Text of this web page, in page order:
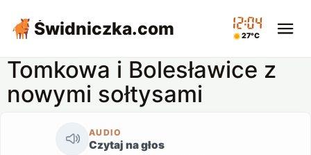
Świdniczka.com 12:05
27°C
Tomkowa i Bolesławice z
nowymi sołtysami
AUDIO
Czytaj na głos